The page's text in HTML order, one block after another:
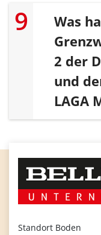
Was
2 der
und
LAGA
Standort Boden